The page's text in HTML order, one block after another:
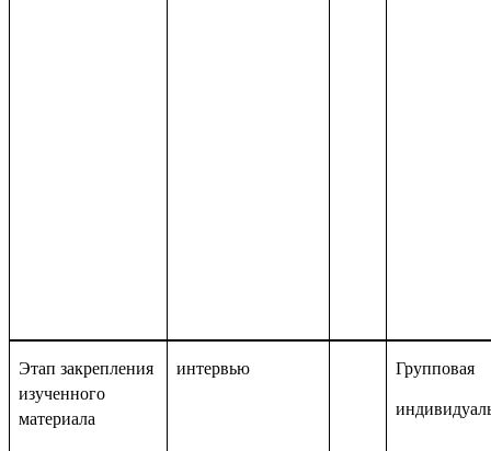
Этап закрепления
изученного
материала
интервью Групповая